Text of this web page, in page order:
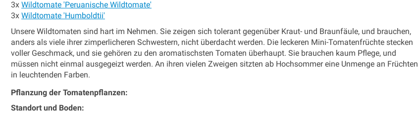
3x Wildtomate 'Peruanische Wildtomate'
3x Wildtomate 'Humboldtii'
Unsere Wildtomaten sind hart im Nehmen. Sie zeigen sich tolerant gegenüber Kraut- und Braunfäule, und brauchen,
anders als viele ihrer zimperlicheren Schwestern, nicht überdacht werden. Die leckeren Mini-Tomatenfrüchte stecken
voller Geschmack, und sie gehören zu den aromatischsten Tomaten überhaupt. Sie brauchen kaum Pflege, und
müssen nicht einmal ausgegeizt werden. An ihren vielen Zweigen sitzten ab Hochsommer eine Unmenge an Früchten
in leuchtenden Farben.
Pflanzung der Tomatenpflanzen:
Standort und Boden: